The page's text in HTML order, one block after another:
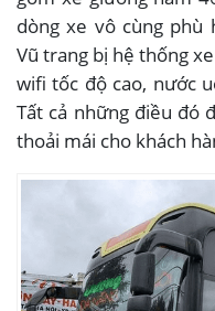
dòng xe vô cùng phù
Vũ trang bị hệ thống
wifi tốc độ cao, nước
Tất cả những điều đó
thoải mái cho khách